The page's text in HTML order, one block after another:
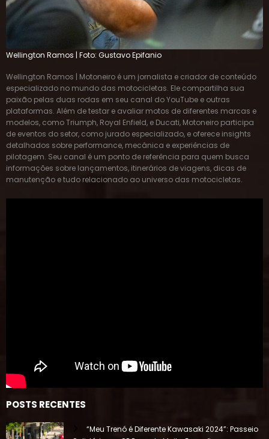
Wellington Ramos | Foto: Gustavo Epifanio
Wellington Ramos | Motoneiro é um jornalista e criador de conteúdo
especializado no mundo das motocicletas. Ele compartilha sua
paixão pelas duas rodas em seu canal do YouTube e outras
plataformas. Além de testar e avaliar motos de diferentes marcas e
modelos, como Triumph, Royal Enfield, e Ducati, Motoneiro participa
de eventos do setor, como jurado especializado, e oferece insights
detalhados sobre performance, mecânica e experiências de
pilotagem. Seu canal é um ponto de referência para quem busca
informações sobre lançamentos, itinerários de viagens, dicas de
manutenção e tudo relacionado ao universo das motocicletas.
POSTS RECENTES
“Meu Trenó é Diferente Kawasaki 2024”: Passeio